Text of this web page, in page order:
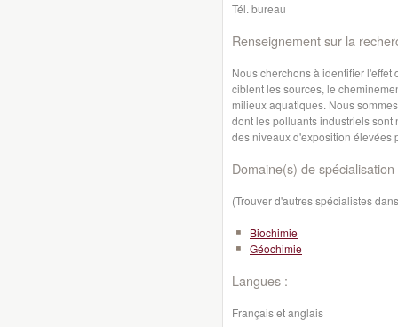
Tél. bureau
Renseignement sur la
Nous cherchons à identifier
ciblent les sources, le
milieux aquatiques. Nous
dont les polluants industriels sont
des niveaux d'exposition élevées
Domaine(s) de spécialisation
(Trouver d'autres spécialistes
Biochimie
Géochimie
Langues :
Français et anglais